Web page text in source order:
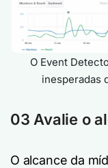
O Event
inesperadas
03 Avalie o
O alcance da